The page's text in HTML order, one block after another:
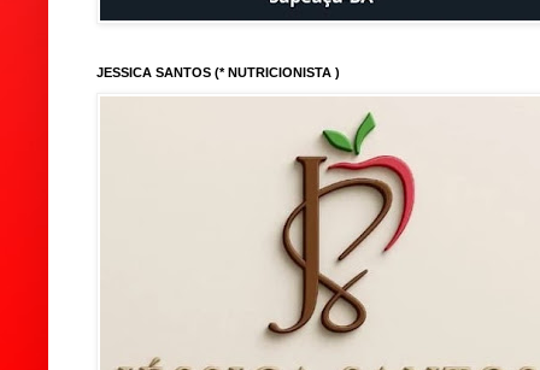
JESSICA SANTOS (* NUTRICIONISTA )